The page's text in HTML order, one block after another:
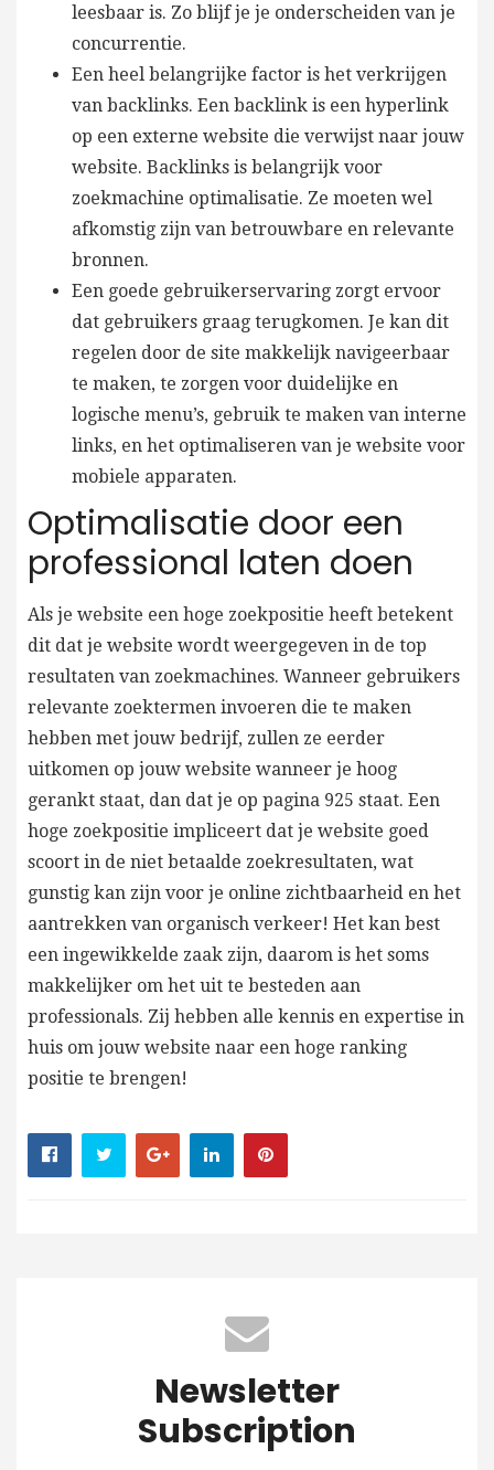
leesbaar is. Zo blijf je je onderscheiden van je
concurrentie.
Een heel belangrijke factor is het verkrijgen
van backlinks. Een backlink is een hyperlink
op een externe website die verwijst naar jouw
website. Backlinks is belangrijk voor
zoekmachine optimalisatie. Ze moeten wel
afkomstig zijn van betrouwbare en relevante
bronnen.
Een goede gebruikerservaring zorgt ervoor
dat gebruikers graag terugkomen. Je kan dit
regelen door de site makkelijk navigeerbaar
te maken, te zorgen voor duidelijke en
logische menu’s, gebruik te maken van interne
links, en het optimaliseren van je website voor
mobiele apparaten.
Optimalisatie door een
professional laten doen
Als je website een hoge zoekpositie heeft betekent
dit dat je website wordt weergegeven in de top
resultaten van zoekmachines. Wanneer gebruikers
relevante zoektermen invoeren die te maken
hebben met jouw bedrijf, zullen ze eerder
uitkomen op jouw website wanneer je hoog
gerankt staat, dan dat je op pagina 925 staat. Een
hoge zoekpositie impliceert dat je website goed
scoort in de niet betaalde zoekresultaten, wat
gunstig kan zijn voor je online zichtbaarheid en het
aantrekken van organisch verkeer! Het kan best
een ingewikkelde zaak zijn, daarom is het soms
makkelijker om het uit te besteden aan
professionals. Zij hebben alle kennis en expertise in
huis om jouw website naar een hoge ranking
positie te brengen!
Newsletter
Subscription